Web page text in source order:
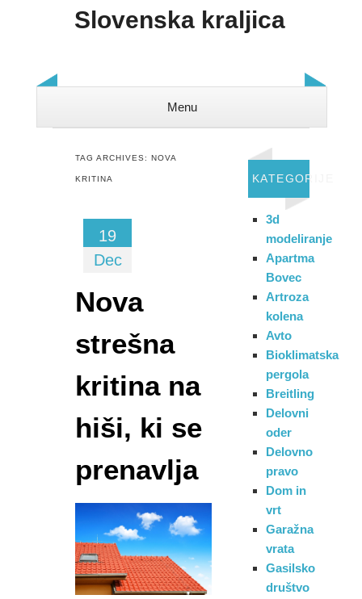
Slovenska kraljica
Menu
TAG ARCHIVES:NOVA
KRITINA
19
Dec
Nova
strešna
kritina na
hiši, ki se
prenavlja
KATEGORIJE
3d
modeliranje
Apartma
Bovec
Artroza
kolena
Avto
Bioklimatska
pergola
Breitling
Delovni
oder
Delovno
pravo
Dom in
vrt
Garažna
vrata
Gasilsko
društvo